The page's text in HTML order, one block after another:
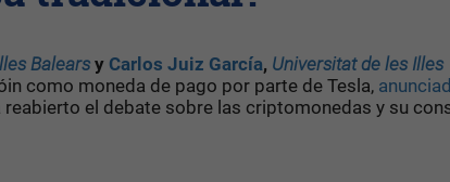
Balears y Carlos Juiz García, Universitat de les Illes
como moneda de pago por parte de Tesla,
reabierto el debate sobre las criptomonedas y su